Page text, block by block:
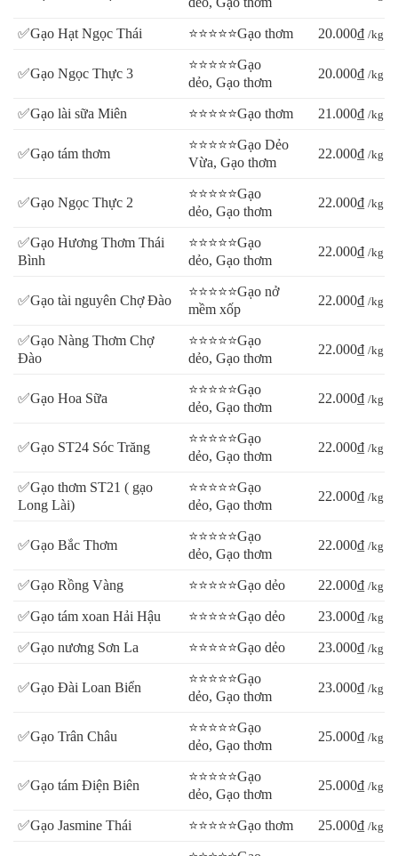
✅Gạo Hạt Ngọc Thái ⭐⭐⭐⭐⭐Gạo thơm 20.000₫ /kg
✅Gạo Ngọc Thực 3
⭐⭐⭐⭐⭐Gạo
dẻo, Gạo thơm
20.000₫ /kg
✅Gạo lài sữa Miên ⭐⭐⭐⭐⭐Gạo thơm 21.000₫ /kg
✅Gạo tám thơm
⭐⭐⭐⭐⭐Gạo Dẻo
Vừa, Gạo thơm
22.000₫ /kg
✅Gạo Ngọc Thực 2
⭐⭐⭐⭐⭐Gạo
dẻo, Gạo thơm
22.000₫ /kg
✅Gạo Hương Thơm Thái
Bình
⭐⭐⭐⭐⭐Gạo
dẻo, Gạo thơm
22.000₫ /kg
✅Gạo tài nguyên Chợ Đào
⭐⭐⭐⭐⭐Gạo nở
mềm xốp
22.000₫ /kg
✅Gạo Nàng Thơm Chợ
Đào
⭐⭐⭐⭐⭐Gạo
dẻo, Gạo thơm
22.000₫ /kg
✅Gạo Hoa Sữa
⭐⭐⭐⭐⭐Gạo
dẻo, Gạo thơm
22.000₫ /kg
✅Gạo ST24 Sóc Trăng
⭐⭐⭐⭐⭐Gạo
dẻo, Gạo thơm
22.000₫ /kg
✅Gạo thơm ST21 ( gạo
Long Lài)
⭐⭐⭐⭐⭐Gạo
dẻo, Gạo thơm
22.000₫ /kg
✅Gạo Bắc Thơm
⭐⭐⭐⭐⭐Gạo
dẻo, Gạo thơm
22.000₫ /kg
✅Gạo Rồng Vàng ⭐⭐⭐⭐⭐Gạo dẻo 22.000₫ /kg
✅Gạo tám xoan Hải Hậu ⭐⭐⭐⭐⭐Gạo dẻo 23.000₫ /kg
✅Gạo nương Sơn La ⭐⭐⭐⭐⭐Gạo dẻo 23.000₫ /kg
✅Gạo Đài Loan Biển
⭐⭐⭐⭐⭐Gạo
dẻo, Gạo thơm
23.000₫ /kg
✅Gạo Trân Châu
⭐⭐⭐⭐⭐Gạo
dẻo, Gạo thơm
25.000₫ /kg
✅Gạo tám Điện Biên
⭐⭐⭐⭐⭐Gạo
dẻo, Gạo thơm
25.000₫ /kg
✅Gạo Jasmine Thái ⭐⭐⭐⭐⭐Gạo thơm 25.000₫ /kg